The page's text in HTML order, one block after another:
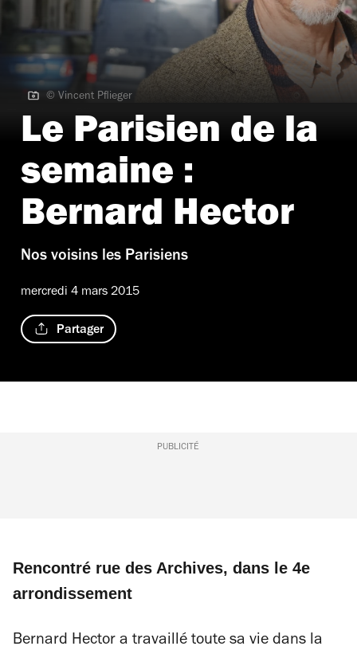
© Vincent Pflieger
© Vincent Pflieger
Le Parisien de la
semaine :
Bernard Hector
Nos voisins les Parisiens
mercredi 4 mars 2015
Partager
PUBLICITÉ
Rencontré rue des Archives, dans le 4e
arrondissement
Bernard Hector a travaillé toute sa vie dans la